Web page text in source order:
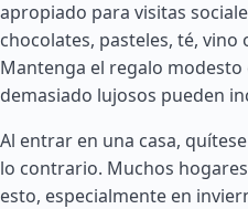
apropiado para visitas
chocolates, pasteles, té,
Mantenga el regalo
demasiado lujosos pueden
Al entrar en una casa,
lo contrario. Muchos
esto, especialmente en